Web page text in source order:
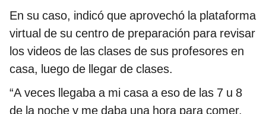
En su caso, indicó que aprovechó la plataforma
virtual de su centro de preparación para revisar
los videos de las clases de sus profesores en
casa, luego de llegar de clases.
“A veces llegaba a mi casa a eso de las 7 u 8
de la noche y me daba una hora para comer.